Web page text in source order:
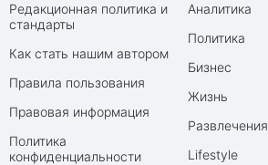
Редакционная политика и
стандарты
Как стать нашим автором
Правила пользования
Правовая информация
Политика
конфиденциальности
Аналитика
Политика
Бизнес
Жизнь
Развлечения
Lifestyle